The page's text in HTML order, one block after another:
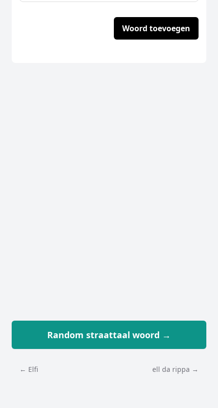
Woord toevoegen
Random straattaal woord →
← Elfi ell da rippa →